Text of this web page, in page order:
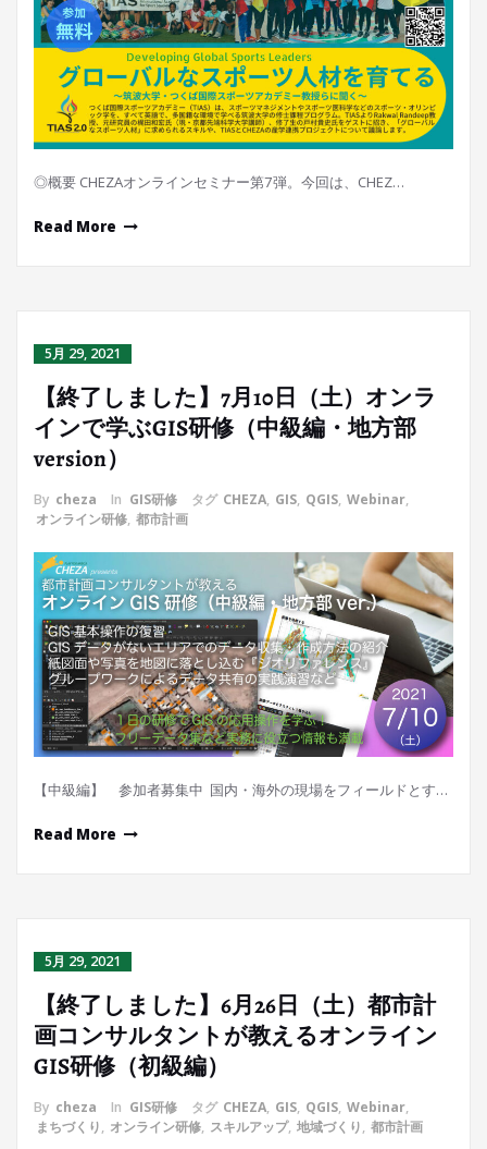
◎概要 CHEZAオンラインセミナー第7弾。今回は、CHEZ…
Read More
5月 29, 2021
【終了しました】7月10日（土）オンラ
インで学ぶGIS研修（中級編・地方部
version）
By cheza In GIS研修 タグ CHEZA, GIS, QGIS, Webinar,
オンライン研修, 都市計画
【中級編】 参加者募集中 国内・海外の現場をフィールドとす…
Read More
5月 29, 2021
【終了しました】6月26日（土）都市計
画コンサルタントが教えるオンライン
GIS研修（初級編）
By cheza In GIS研修 タグ CHEZA, GIS, QGIS, Webinar,
まちづくり, オンライン研修, スキルアップ, 地域づくり, 都市計画